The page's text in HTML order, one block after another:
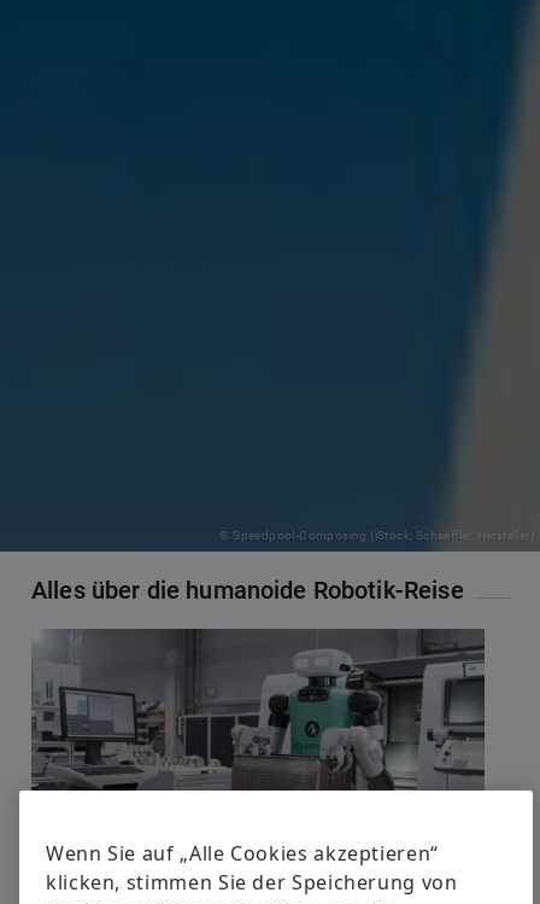
Humanoide Roboter werden mehr und mehr
Aufgaben im Arbeitsleben übernehmen. Sie